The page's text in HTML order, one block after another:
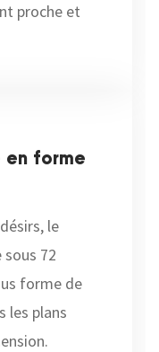
proche et
en forme
le
72
forme de
les plans